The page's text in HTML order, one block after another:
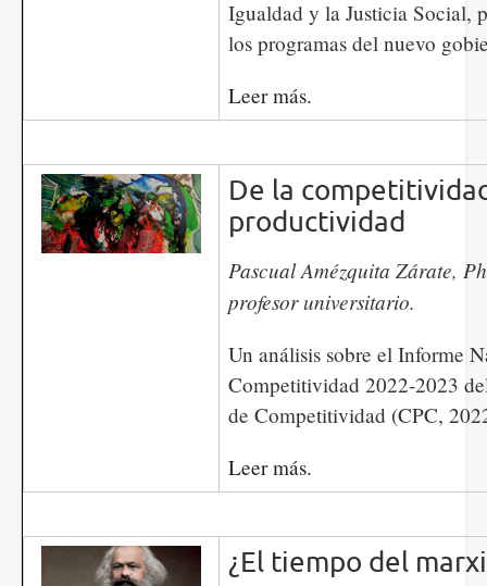
Igualdad y la Justicia Social,
los programas del nuevo
Leer más.
De la
productividad
Pascual Amézquita Zárate,
profesor universitario.
Un análisis sobre el Informe
Competitividad 2022-2023
de Competitividad (CPC,
Leer más.
¿El tiempo del